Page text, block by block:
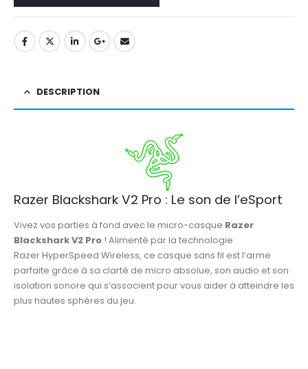
DESCRIPTION
Razer Blackshark V2 Pro : Le son de l’eSport
Vivez vos parties à fond avec le micro-casque Razer
Blackshark V2 Pro ! Alimenté par la technologie
Razer HyperSpeed Wireless, ce casque sans fil est l’arme
parfaite grâce à sa clarté de micro absolue, son audio et son
isolation sonore qui s’associent pour vous aider à atteindre les
plus hautes sphères du jeu.